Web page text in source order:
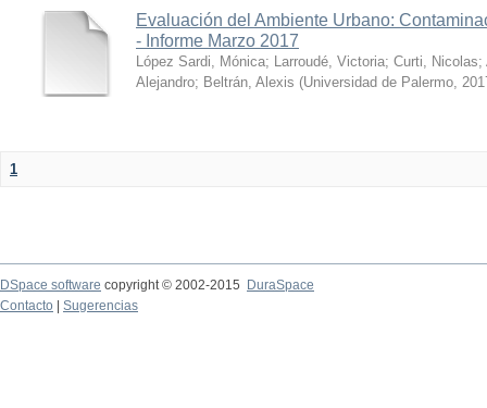
Evaluación del Ambiente Urbano:
- Informe Marzo 2017
López Sardi, Mónica; Larroudé, Victoria; Curti, Nicolas;
Alejandro; Beltrán, Alexis (Universidad de Palermo,
1
DSpace software copyright © 2002-2015
DuraSpace
Contacto
Sugerencias